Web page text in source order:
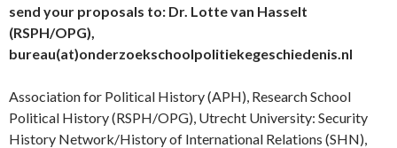
send your proposals to: Dr. Lotte van Hasselt
(RSPH/OPG),
bureau(at)onderzoekschoolpolitiekegeschiedenis.nl
Association for Political History (APH), Research School
Political History (RSPH/OPG), Utrecht University: Security
History Network/History of International Relations (SHN),